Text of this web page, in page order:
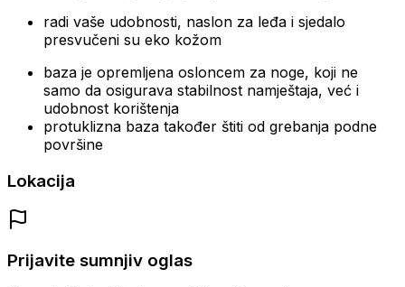
radi vaše udobnosti, naslon za leđa i sjedalo
presvučeni su eko kožom
baza je opremljena osloncem za noge, koji ne
samo da osigurava stabilnost namještaja, već i
udobnost korištenja
protuklizna baza također štiti od grebanja podne
površine
Lokacija
Prijavite sumnjiv oglas